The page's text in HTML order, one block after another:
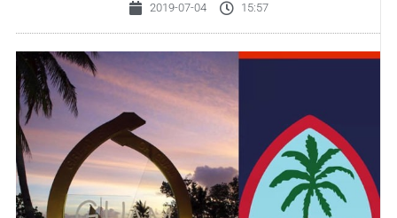
2019-07-04 15:57